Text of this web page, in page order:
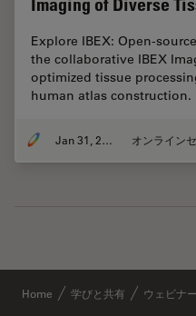
Explore IBEX: Open-
the collaborative IBEX
optimized tissue
human atlas construction.
Jan 31, 2024
Home 学びと共有 ウェビナー